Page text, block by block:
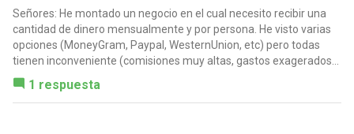
Señores: He montado un negocio en el cual necesito recibir una
cantidad de dinero mensualmente y por persona. He visto varias
opciones (MoneyGram, Paypal, WesternUnion, etc) pero todas
tienen inconveniente (comisiones muy altas, gastos exagerados...
1 respuesta